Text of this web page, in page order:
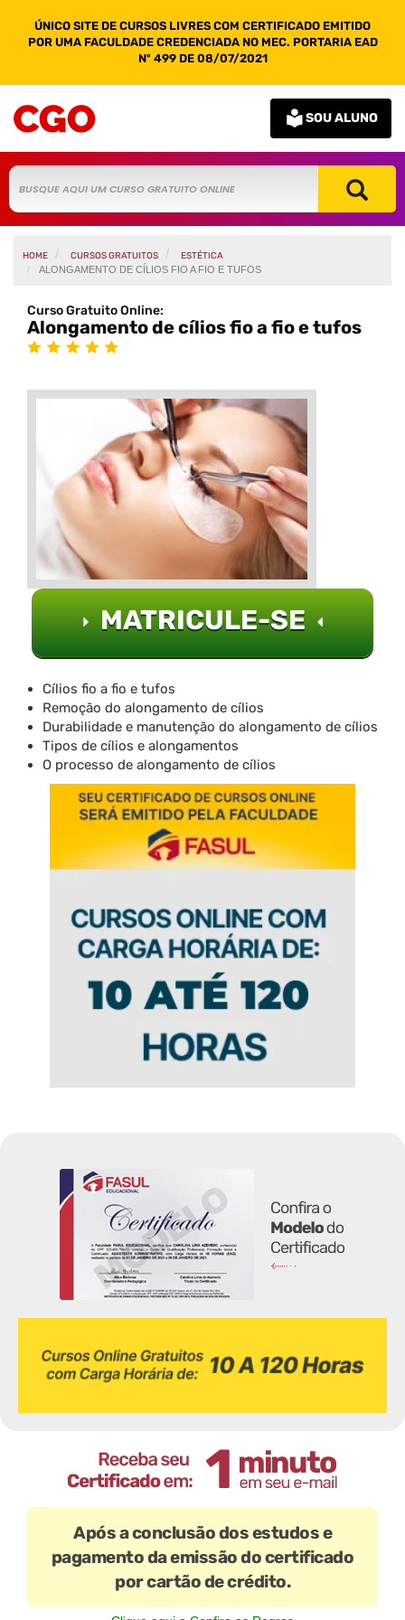
ÚNICO SITE DE CURSOS LIVRES COM CERTIFICADO EMITIDO
POR UMA FACULDADE CREDENCIADA NO MEC. PORTARIA EAD
Nº 499 DE 08/07/2021
SOU ALUNO
HOME CURSOS GRATUITOS
ESTÉTICA
ALONGAMENTO DE CÍLIOS FIO A FIO E TUFOS
Curso Gratuito Online:
Alongamento de cílios fio a fio e tufos
MATRICULE-SE
Cílios fio a fio e tufos
Remoção do alongamento de cílios
Durabilidade e manutenção do alongamento de cílios
Tipos de cílios e alongamentos
O processo de alongamento de cílios
Após a conclusão dos estudos e
pagamento da emissão do certificado
por cartão de crédito.